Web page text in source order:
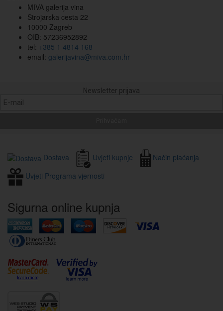
MIVA galerija vina
Strojarska cesta 22
10000 Zagreb
OIB: 57236952892
tel: +385 1 4814 168
email: galerijavina@miva.com.hr
Newsletter prijava
Dostava Uvjeti kupnje
Način plaćanja
Uvjeti Programa vjernosti
Sigurna online kupnja